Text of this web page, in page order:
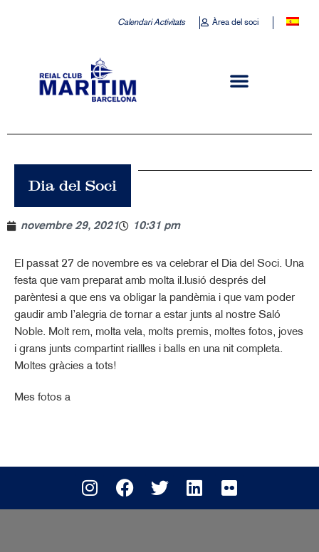
Calendari Activitats Àrea del soci
Dia del Soci
novembre 29, 2021 10:31 pm
El passat 27 de novembre es va celebrar el Dia del Soci. Una
festa que vam preparat amb molta il.lusió després del
parèntesi a que ens va obligar la pandèmia i que vam poder
gaudir amb l’alegria de tornar a estar junts al nostre Saló
Noble. Molt rem, molta vela, molts premis, moltes fotos, joves
i grans junts compartint riallles i balls en una nit completa.
Moltes gràcies a tots!
Mes fotos a